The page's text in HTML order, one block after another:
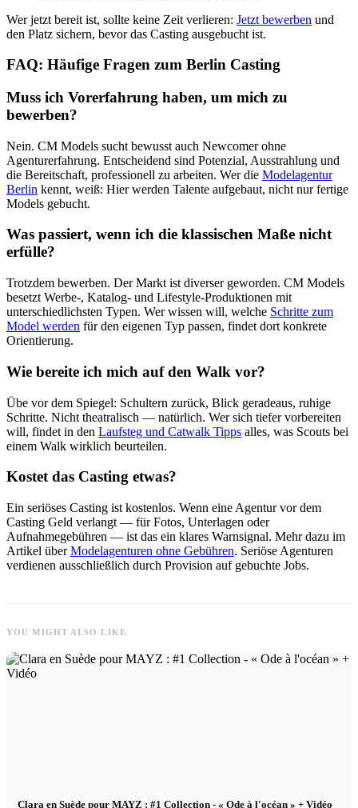
Wer jetzt bereit ist, sollte keine Zeit verlieren: Jetzt bewerben und
den Platz sichern, bevor das Casting ausgebucht ist.
FAQ: Häufige Fragen zum Berlin Casting
Muss ich Vorerfahrung haben, um mich zu
bewerben?
Nein. CM Models sucht bewusst auch Newcomer ohne
Agenturerfahrung. Entscheidend sind Potenzial, Ausstrahlung und
die Bereitschaft, professionell zu arbeiten. Wer die Modelagentur
Berlin kennt, weiß: Hier werden Talente aufgebaut, nicht nur fertige
Models gebucht.
Was passiert, wenn ich die klassischen Maße nicht
erfülle?
Trotzdem bewerben. Der Markt ist diverser geworden. CM Models
besetzt Werbe-, Katalog- und Lifestyle-Produktionen mit
unterschiedlichsten Typen. Wer wissen will, welche Schritte zum
Model werden für den eigenen Typ passen, findet dort konkrete
Orientierung.
Wie bereite ich mich auf den Walk vor?
Übe vor dem Spiegel: Schultern zurück, Blick geradeaus, ruhige
Schritte. Nicht theatralisch — natürlich. Wer sich tiefer vorbereiten
will, findet in den Laufsteg und Catwalk Tipps alles, was Scouts bei
einem Walk wirklich beurteilen.
Kostet das Casting etwas?
Ein seriöses Casting ist kostenlos. Wenn eine Agentur vor dem
Casting Geld verlangt — für Fotos, Unterlagen oder
Aufnahmegebühren — ist das ein klares Warnsignal. Mehr dazu im
Artikel überModelagenturen ohne Gebühren. Seriöse Agenturen
verdienen ausschließlich durch Provision auf gebuchte Jobs.
YOU MIGHT ALSO LIKE
Clara en Suède pour MAYZ : #1 Collection - « Ode à l'océan » + Vidéo